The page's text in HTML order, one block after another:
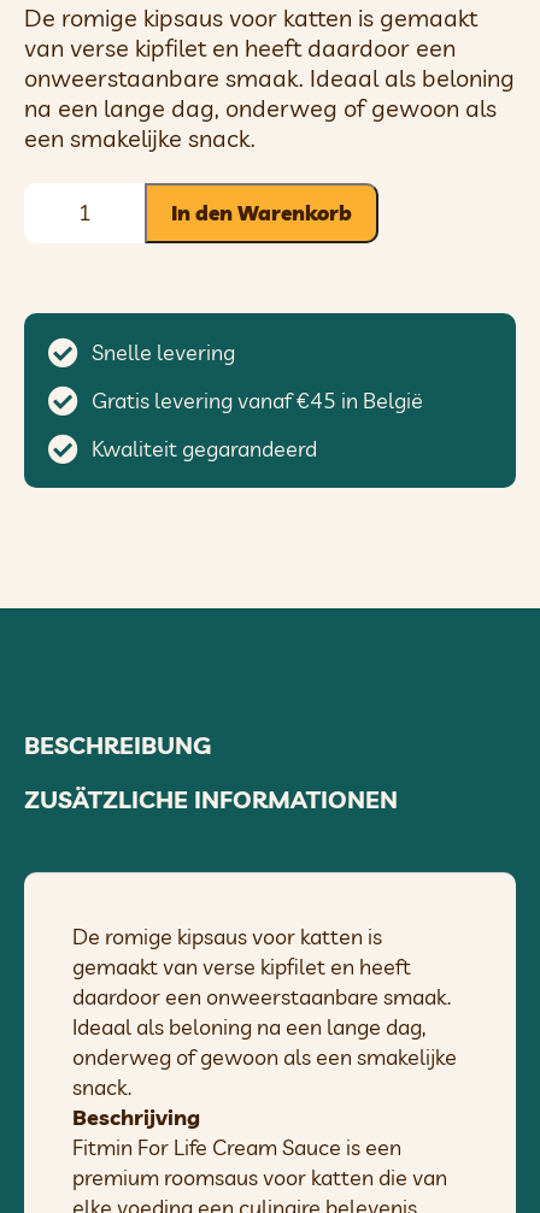
De romige kipsaus voor katten is gemaakt
van verse kipfilet en heeft daardoor een
onweerstaanbare smaak. Ideaal als beloning
na een lange dag, onderweg of gewoon als
een smakelijke snack.
In den Warenkorb
Snelle levering
Gratis levering vanaf €45 in België
Kwaliteit gegarandeerd
BESCHREIBUNG
ZUSÄTZLICHE INFORMATIONEN
De romige kipsaus voor katten is
gemaakt van verse kipfilet en heeft
daardoor een onweerstaanbare smaak.
Ideaal als beloning na een lange dag,
onderweg of gewoon als een smakelijke
snack.
Beschrijving
Fitmin For Life Cream Sauce is een
premium roomsaus voor katten die van